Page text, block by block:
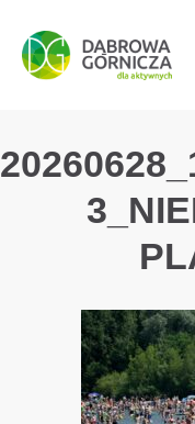
PRZEJDŹ DO
PRZEJDŹ DO
PRZEJDŹ DO